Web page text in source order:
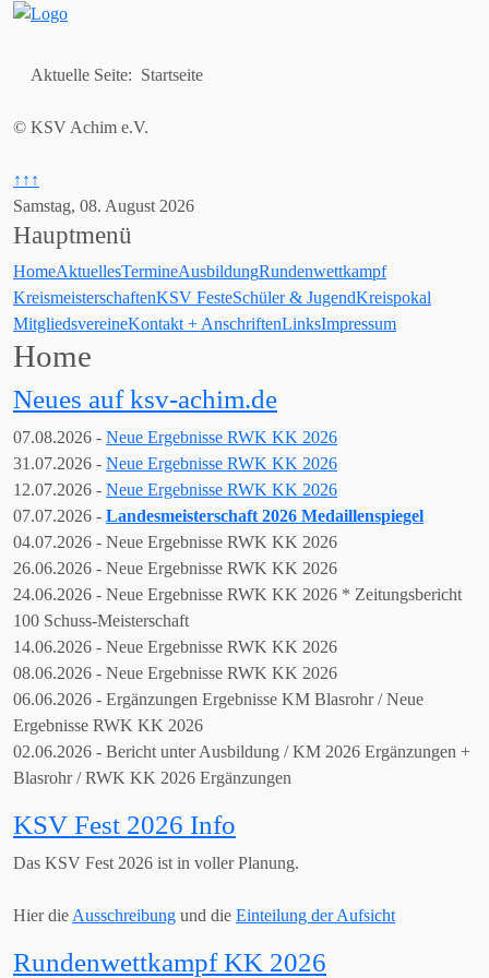
Aktuelle Seite: Startseite
© KSV Achim e.V.
↑↑↑
Samstag, 08. August 2026
Hauptmenü
HomeAktuellesTermineAusbildungRundenwettkampf
KreismeisterschaftenKSV FesteSchüler & JugendKreispokal
MitgliedsvereineKontakt + AnschriftenLinksImpressum
Home
Neues auf ksv-achim.de
07.08.2026 - Neue Ergebnisse RWK KK 2026
31.07.2026 - Neue Ergebnisse RWK KK 2026
12.07.2026 - Neue Ergebnisse RWK KK 2026
07.07.2026 - Landesmeisterschaft 2026 Medaillenspiegel
04.07.2026 - Neue Ergebnisse RWK KK 2026
26.06.2026 - Neue Ergebnisse RWK KK 2026
24.06.2026 - Neue Ergebnisse RWK KK 2026 * Zeitungsbericht
100 Schuss-Meisterschaft
14.06.2026 - Neue Ergebnisse RWK KK 2026
08.06.2026 - Neue Ergebnisse RWK KK 2026
06.06.2026 - Ergänzungen Ergebnisse KM Blasrohr / Neue
Ergebnisse RWK KK 2026
02.06.2026 - Bericht unter Ausbildung / KM 2026 Ergänzungen +
Blasrohr / RWK KK 2026 Ergänzungen
KSV Fest 2026 Info
Das KSV Fest 2026 ist in voller Planung.
Hier die Ausschreibung und die Einteilung der Aufsicht
Rundenwettkampf KK 2026